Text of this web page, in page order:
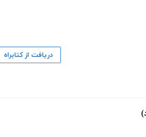
دریافت از کتابراه